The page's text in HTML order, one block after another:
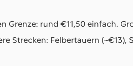
Grenze: rund €11,50 einfach.
Strecken: Felbertauern (~€13),